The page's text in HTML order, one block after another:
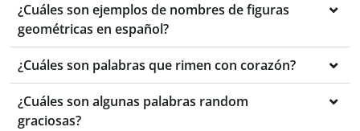
¿Cuáles son ejemplos de nombres de figuras
geométricas en español?
¿Cuáles son palabras que rimen con corazón?
¿Cuáles son algunas palabras random
graciosas?